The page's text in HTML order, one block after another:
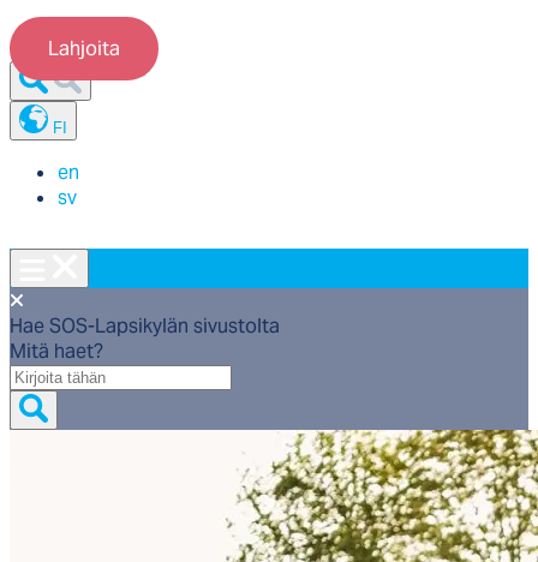
Lahjoita
FI
en
sv
Hae SOS-Lapsikylän sivustolta
Mitä haet?
Mitä
haet?